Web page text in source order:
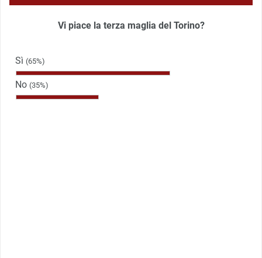
Vi piace la terza maglia del Torino?
Sì (65%)
No (35%)